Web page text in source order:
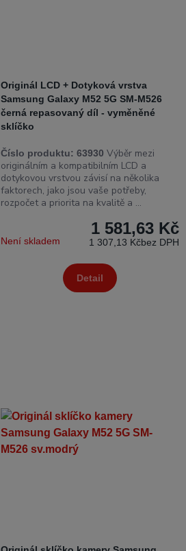
Originál LCD + Dotyková vrstva
Samsung Galaxy M52 5G SM-M526
černá repasovaný díl - vyměněné
sklíčko
Číslo produktu: 63930 Výběr mezi
originálním a kompatibilním LCD a
dotykovou vrstvou závisí na několika
faktorech, jako jsou vaše potřeby,
rozpočet a priorita na kvalitě a ...
1 581,63 Kč
1 307,13 Kčbez DPH
Není skladem
Detail